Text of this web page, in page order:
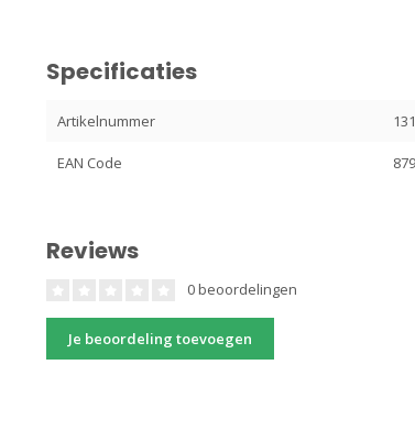
Specificaties
Artikelnummer 131
EAN Code
Reviews
0 beoordelingen
Je beoordeling toevoegen